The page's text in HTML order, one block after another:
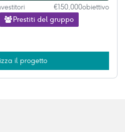
Prestiti del gruppo
€150,000obiettivo
il progetto